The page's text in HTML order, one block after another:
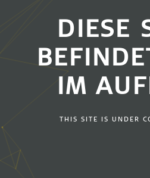
DIESE
IM
THIS SITE IS UNDER